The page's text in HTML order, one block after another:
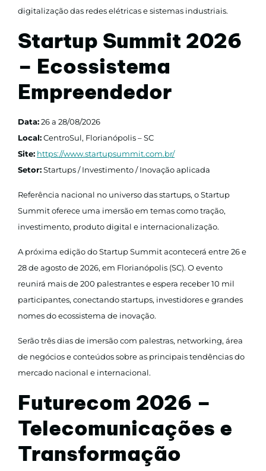
digitalização das redes elétricas e sistemas industriais.
Startup Summit 2026
– Ecossistema
Empreendedor
Data:26 a 28/08/2026
Local:CentroSul, Florianópolis – SC
Site: https://www.startupsummit.com.br/
Setor:Startups / Investimento / Inovação aplicada
Referência nacional no universo das startups, o Startup
Summit oferece uma imersão em temas como tração,
investimento, produto digital e internacionalização.
A próxima edição do Startup Summit acontecerá entre 26 e
28 de agosto de 2026, em Florianópolis (SC). O evento
reunirá mais de 200 palestrantes e espera receber 10 mil
participantes, conectando startups, investidores e grandes
nomes do ecossistema de inovação.
Serão três dias de imersão com palestras, networking, área
de negócios e conteúdos sobre as principais tendências do
mercado nacional e internacional.
Futurecom 2026 –
Telecomunicações e
Transformação